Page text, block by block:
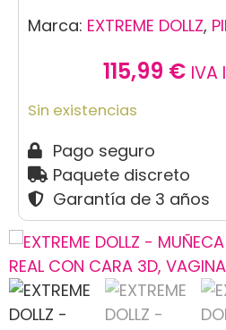
Marca: EXTREME DOLLZ,
115,99 € IVA
Sin existencias
Pago seguro
Paquete discreto
Garantía de 3 años